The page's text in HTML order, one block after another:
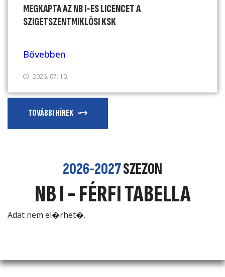
MEGKAPTA AZ NB I-ES LICENCET A
SZIGETSZENTMIKLÓSI KSK
2026. 07. 10.
Bővebben
TOVÁBBI HÍREK
2026-2027SZEZON
NB I - FÉRFI TABELLA
Adat nem el�rhet�.